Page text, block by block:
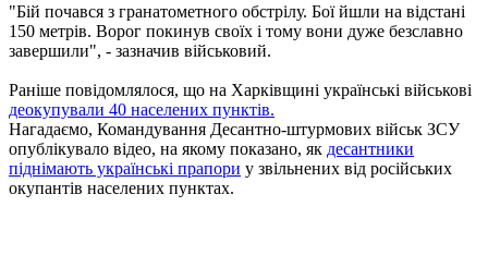
"Бій почався з гранатометного обстрілу. Бої йшли на відстані
150 метрів. Ворог покинув своїх і тому вони дуже безславно
завершили", - зазначив військовий.
Раніше повідомлялося, що на Харківщині українські військові
деокупували 40 населених пунктів.
Нагадаємо, Командування Десантно-штурмових військ ЗСУ
опублікувало відео, на якому показано, як десантники
піднімають українські прапори у звільнених від російських
окупантів населених пунктах.